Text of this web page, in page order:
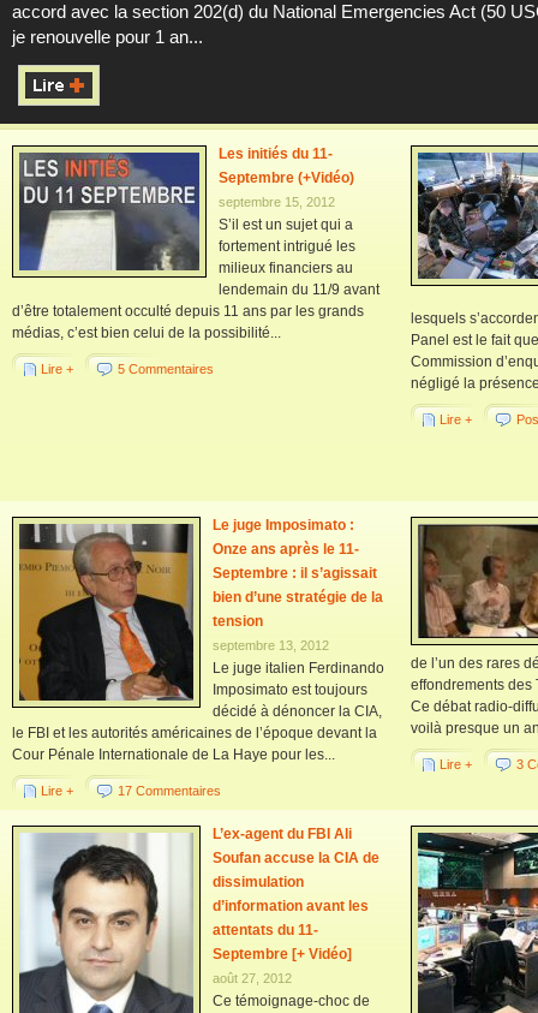
accord avec la section 202(d) du National Emergencies Act (50
je renouvelle pour 1 an...
Les initiés du 11-
Septembre (+Vidéo)
septembre 15, 2012
S’il est un sujet qui a
fortement intrigué les
milieux financiers au
lendemain du 11/9 avant
d’être totalement occulté depuis 11 ans par les grands
médias, c’est bien celui de la possibilité...
Lire + 5 Commentaires
lesquels
Panel est le fait
Commission
négligé la
Lire +
Le juge Imposimato :
Onze ans après le 11-
Septembre : il s’agissait
bien d’une stratégie de la
tension
septembre 13, 2012
Le juge italien Ferdinando
Imposimato est toujours
décidé à dénoncer la CIA,
le FBI et les autorités américaines de l’époque devant la
Cour Pénale Internationale de La Haye pour les...
Lire + 17 Commentaires
de l’un des rares
effondrements des
Ce débat radio-
voilà presque un
Lire + 3
L’ex-agent du FBI Ali
Soufan accuse la CIA de
dissimulation
d’information avant les
attentats du 11-
Septembre [+ Vidéo]
août 27, 2012
Ce témoignage-choc de